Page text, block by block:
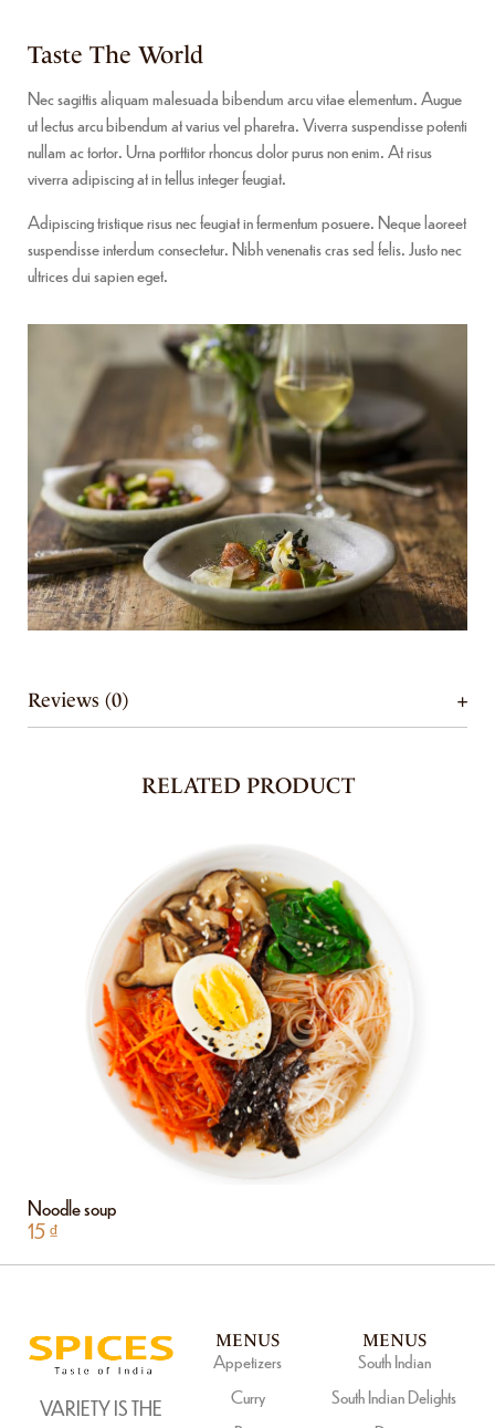
Taste The World
Nec sagittis aliquam malesuada bibendum arcu vitae elementum. Augue
ut lectus arcu bibendum at varius vel pharetra. Viverra suspendisse potenti
nullam ac tortor. Urna porttitor rhoncus dolor purus non enim. At risus
viverra adipiscing at in tellus integer feugiat.
Adipiscing tristique risus nec feugiat in fermentum posuere. Neque laoreet
suspendisse interdum consectetur. Nibh venenatis cras sed felis. Justo nec
ultrices dui sapien eget.
Reviews (0)
RELATED PRODUCT
Noodle soup
15₫
MENUS
Appetizers
Curry
VARIETY IS THE
MENUS
South Indian
South Indian Delights